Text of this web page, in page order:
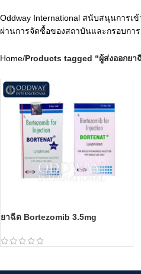
Oddway International สนับสนุนการเ
ผ่านการจัดซื้อของสถาบันและกรอบกา
Home/Products tagged “ผู้ส่งออกยา
ยาฉีด Bortezomib 3.5mg